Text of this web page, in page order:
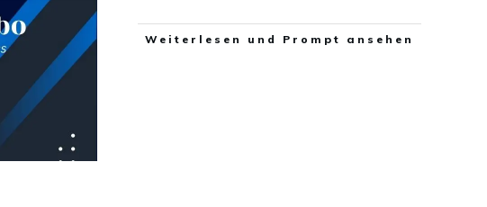
Weiterlesen und Prompt ansehen